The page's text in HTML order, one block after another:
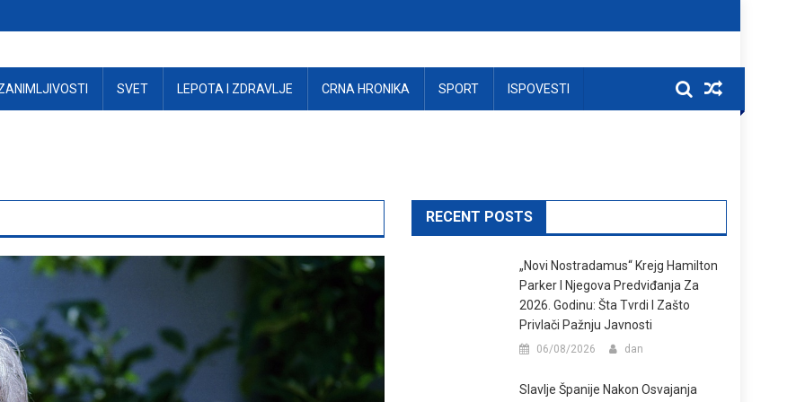
SVET LEPOTA I ZDRAVLJE CRNA HRONIKA SPORT ISPOVESTI
RECENT POSTS
„Novi Nostradamus“ Krejg Hamilton
Parker I Njegova Predviđanja Za
2026. Godinu: Šta Tvrdi I Zašto
Privlači Pažnju Javnosti
06/08/2026 dan
Slavlje Španije Nakon Osvajanja